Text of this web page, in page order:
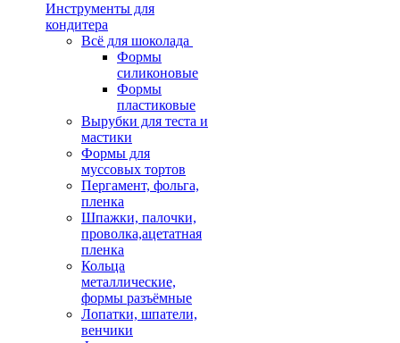
Инструменты для
кондитера
Всё для шоколада
Формы
силиконовые
Формы
пластиковые
Вырубки для теста и
мастики
Формы для
муссовых тортов
Пергамент, фольга,
пленка
Шпажки, палочки,
проволка,ацетатная
пленка
Кольца
металлические,
формы разъёмные
Лопатки, шпатели,
венчики